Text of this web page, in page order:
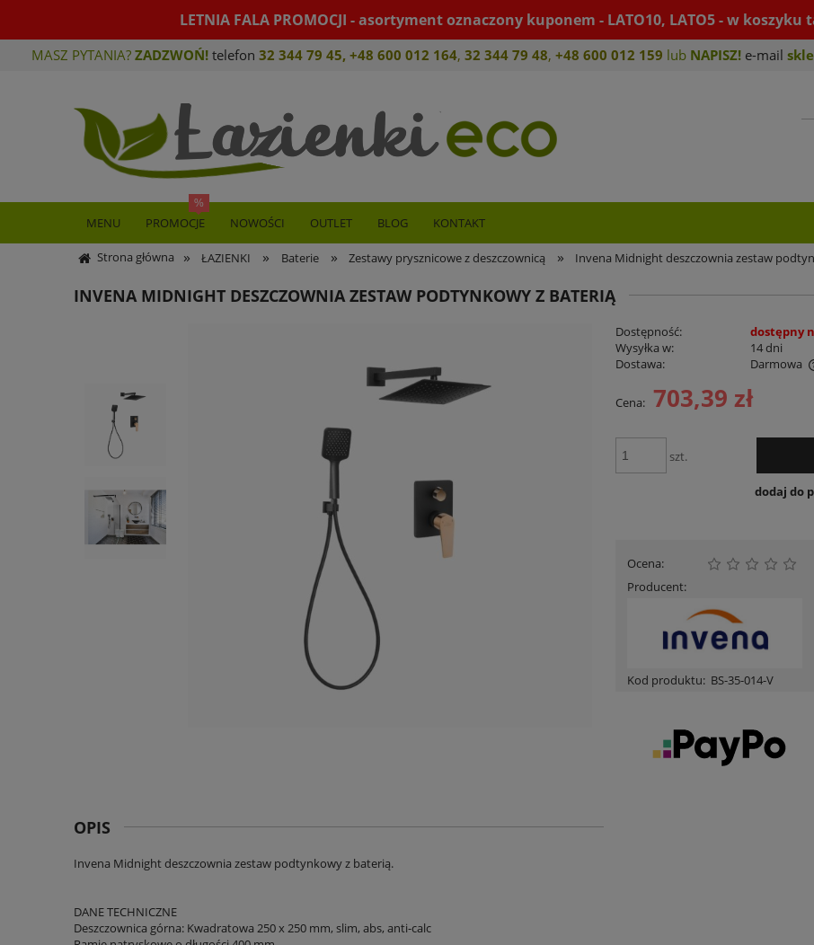
LETNIA FALA PROMOCJI - asortyment oznaczony kuponem - LATO10, LATO5 - w koszyku
MASZ PYTANIA? ZADZWOŃ! telefon 32 344 79 45, +48 600 012 164, 32 344 79 48, +48 600 012 159 lub NAPISZ! e-mail
MENU PROMOCJE NOWOŚCI OUTLET BLOG KONTAKT
Strona główna » ŁAZIENKI » Baterie » Zestawy prysznicowe z deszczownicą » Invena Midnight deszczownia zestaw
INVENA MIDNIGHT DESZCZOWNIA ZESTAW PODTYNKOWY Z BATERIĄ
Dostępność:
dostępny
Wysyłka w:
14 dni
Dostawa:
Darmowa
Cena nie zawiera ewentualnych kosztów
Cena: 703,39 zł
szt.
dodaj do
Ocena:
Producent:
Kod produktu: BS-35-014-V
OPIS
Invena Midnight deszczownia zestaw podtynkowy z baterią.
DANE TECHNICZNE
Deszczownica górna: Kwadratowa 250 x 250 mm, slim, abs, anti-calc